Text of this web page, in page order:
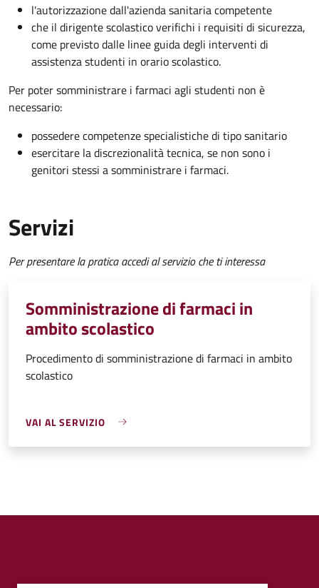
l'autorizzazione dall'azienda sanitaria competente
che il dirigente scolastico verifichi i requisiti di sicurezza,
come previsto dalle linee guida degli interventi di
assistenza studenti in orario scolastico.
Per poter somministrare i farmaci agli studenti non è
necessario:
possedere competenze specialistiche di tipo sanitario
esercitare la discrezionalità tecnica, se non sono i
genitori stessi a somministrare i farmaci.
Servizi
Per presentare la pratica accedi al servizio che ti interessa
Somministrazione di farmaci in
ambito scolastico
Procedimento di somministrazione di farmaci in ambito
scolastico
VAI AL SERVIZIO